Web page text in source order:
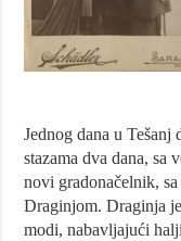
Jednog dana u
stazama dva dana, sa
novi gradonačelnik,
Draginjom. Draginja
modi, nabavljajući